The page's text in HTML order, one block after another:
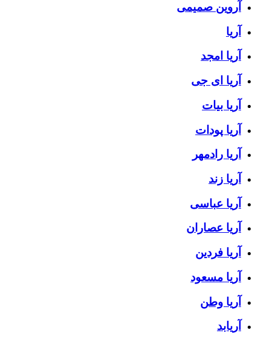
آروین صمیمی
آریا
آریا امجد
آریا ای جی
آریا بیات
آریا پودات
آریا رادمهر
آریا زند
آریا عباسی
آریا عصاران
آریا فردین
آریا مسعود
آریا وطن
آریابد